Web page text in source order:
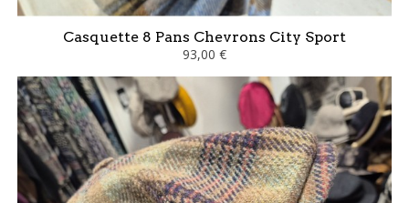
Casquette 8 Pans Chevrons City Sport
93,00 €